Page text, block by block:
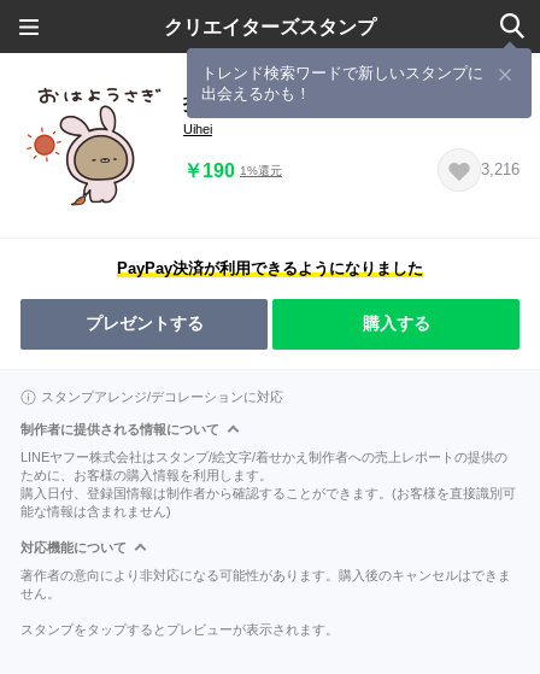
クリエイターズスタンプ
トレンド検索ワードで新しいスタンプに
出会えるかも！
持っててよかった！ぽんこつダジャレ
Uihei
￥190 1%還元 3,216
PayPay決済が利用できるようになりました
プレゼントする 購入する
スタンプアレンジ/デコレーションに対応
制作者に提供される情報について
LINEヤフー株式会社はスタンプ/絵文字/着せかえ制作者への売上レポートの提供の
ために、お客様の購入情報を利用します。
購入日付、登録国情報は制作者から確認することができます。(お客様を直接識別可
能な情報は含まれません)
対応機能について
著作者の意向により非対応になる可能性があります。購入後のキャンセルはできま
せん。
スタンプをタップするとプレビューが表示されます。